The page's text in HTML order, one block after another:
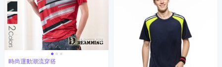
時尚運動潮流穿搭